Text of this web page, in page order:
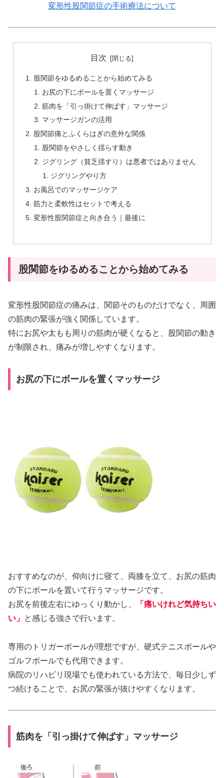
変形性股関節症の手術療法について
目次
股関節をゆるめることから始めてみる
お尻の下にボールを置くマッサージ
筋肉を「引っ掛けて伸ばす」マッサージ
マッサージガンの活用
股関節痛とふくらはぎの意外な関係
股関節をやさしく揺らす動き
ジグリング（貧乏揺すり）は悪者ではありません
ジグリングやり方
お風呂でのマッサージケア
筋力と柔軟性はセットで考える
変形性股関節症と向き合う｜最後に
股関節をゆるめることから始めてみる
変形性股関節症の痛みは、関節そのものだけでなく、周囲
の筋肉の緊張が強く関係しています。
特にお尻や太もも周りの筋肉が硬くなると、股関節の動き
が制限され、痛みが増しやすくなります。
お尻の下にボールを置くマッサージ
おすすめなのが、仰向けに寝て、両膝を立て、お尻の筋肉
の下にボールを置いて行うマッサージです。
お尻を前後左右にゆっくり動かし、
「痛いけれど気持ちい
い」 と感じる強さで行います。
専用のトリガーボールが理想ですが、硬式テニスボールや
ゴルフボールでも代用できます。
病院のリハビリ現場でも使われている方法で、毎日少しず
つ続けることで、お尻の緊張が抜けやすくなります。
筋肉を「引っ掛けて伸ばす」マッサージ